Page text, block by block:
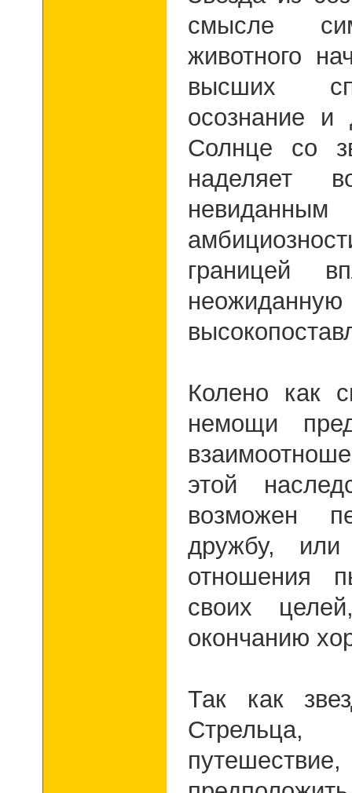
смысле
животного
высших
осознание и
Солнце со
наделяет
границей
Колено как
немощи
этой
возможен
дружбу, или
отношения
своих
окончанию
Так как
Стрельца,